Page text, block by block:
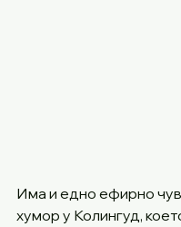
Има и едно ефирно
хумор у Колингуд,